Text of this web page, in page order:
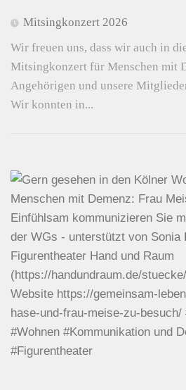
Mitsingkonzert 2026
Wir freuen uns, dass wir auch in
Mitsingkonzert für Menschen mit
Angehörigen und unsere
Wir konnten in...